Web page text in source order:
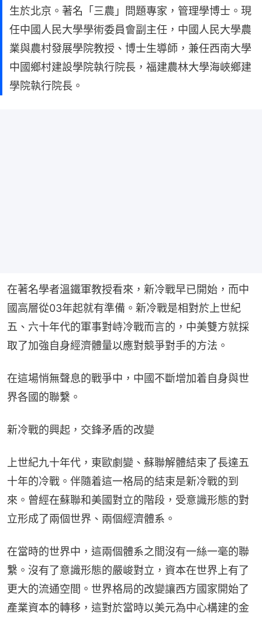
生於北京。著名「三農」問題專家，管理學博士。現
任中國人民大學學術委員會副主任，中國人民大學農
業與農村發展學院教授、博士生導師，兼任西南大學
中國鄉村建設學院執行院長，福建農林大學海峽鄉建
學院執行院長。
在著名學者溫鐵軍教授看來，新冷戰早已開始，而中
國高層從03年起就有準備。新冷戰是相對於上世紀
五、六十年代的軍事對峙冷戰而言的，中美雙方就採
取了加強自身經濟體量以應對競爭對手的方法。
在這場悄無聲息的戰爭中，中國不斷增加着自身與世
界各國的聯繫。
新冷戰的興起，交鋒矛盾的改變
上世紀九十年代，東歐劇變、蘇聯解體結束了長達五
十年的冷戰。伴隨着這一格局的結束是新冷戰的到
來。曾經在蘇聯和美國對立的階段，受意識形態的對
立形成了兩個世界、兩個經濟體系。
在當時的世界中，這兩個體系之間沒有一絲一毫的聯
繫。沒有了意識形態的嚴峻對立，資本在世界上有了
更大的流通空間。世界格局的改變讓西方國家開始了
產業資本的轉移，這對於當時以美元為中心構建的金